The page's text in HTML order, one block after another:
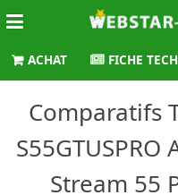
ACHAT FICHE
Comparatifs
Stream 55